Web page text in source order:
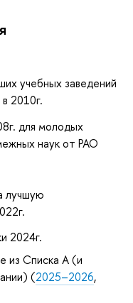
учебных заведений
2010г.
для молодых
наук от РАО
лучшую
2024г.
из Списка А (и
(2025–2026,